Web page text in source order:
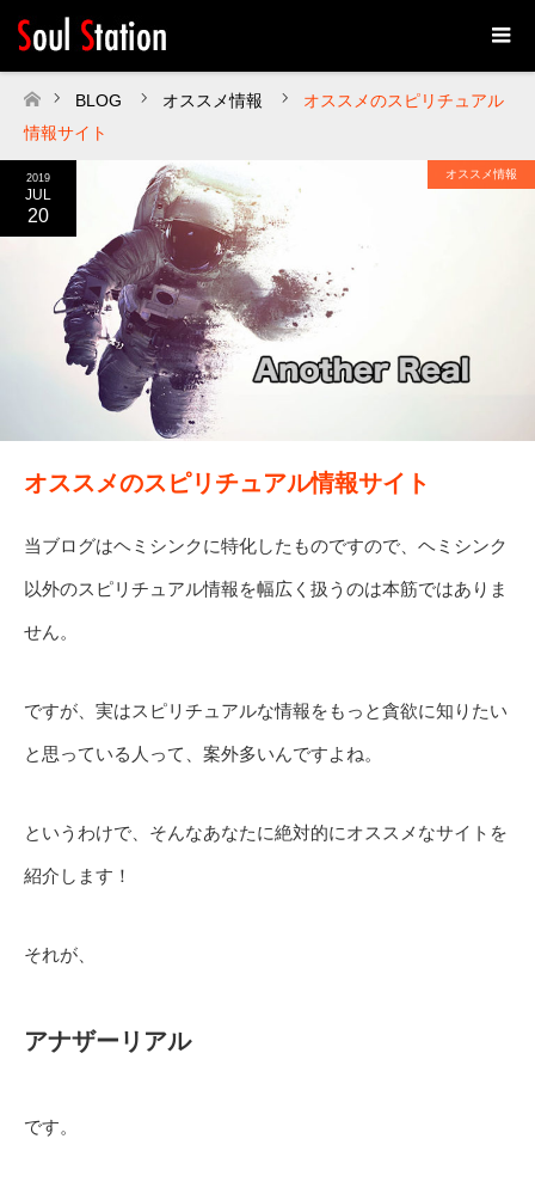
ホーム
BLOG オススメ情報
オススメのスピリチュアル
情報サイト
2019
JUL
20
オススメ情報
オススメのスピリチュアル情報サイト
当ブログはヘミシンクに特化したものですので、ヘミシンク
以外のスピリチュアル情報を幅広く扱うのは本筋ではありま
せん。
ですが、実はスピリチュアルな情報をもっと貪欲に知りたい
と思っている人って、案外多いんですよね。
というわけで、そんなあなたに絶対的にオススメなサイトを
紹介します！
それが、
アナザーリアル
です。